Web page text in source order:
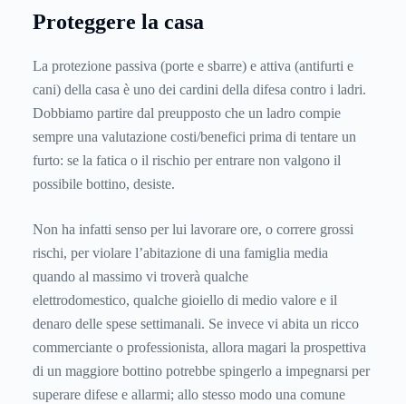
Proteggere la casa
La protezione passiva (porte e sbarre) e attiva (antifurti e
cani) della casa è uno dei cardini della difesa contro i ladri.
Dobbiamo partire dal preupposto che un ladro compie
sempre una valutazione costi/benefici prima di tentare un
furto: se la fatica o il rischio per entrare non valgono il
possibile bottino, desiste.
Non ha infatti senso per lui lavorare ore, o correre grossi
rischi, per violare l’abitazione di una famiglia media
quando al massimo vi troverà qualche
elettrodomestico, qualche gioiello di medio valore e il
denaro delle spese settimanali. Se invece vi abita un ricco
commerciante o professionista, allora magari la prospettiva
di un maggiore bottino potrebbe spingerlo a impegnarsi per
superare difese e allarmi; allo stesso modo una comune